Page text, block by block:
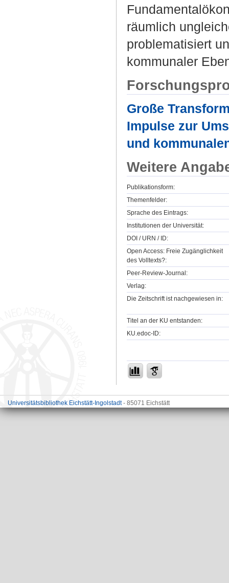
räumlich
problematisiert
kommunaler
Große
Impulse zur
und
Weitere
Publikationsform:
Themenfelder:
Sprache des Eintrags:
Institutionen der Universität:
DOI / URN / ID:
Open Access: Freie Zugänglichkeit
des Volltexts?:
Peer-Review-Journal:
Verlag:
Die Zeitschrift ist nachgewiesen in:
Titel an der KU entstanden:
KU.edoc-ID:
Universitätsbibliothek Eichstätt-Ingolstadt- 85071 Eichstätt